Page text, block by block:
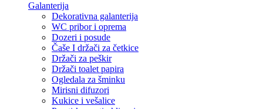
Galanterija
Dekorativna galanterija
WC pribor i oprema
Dozeri i posude
Čaše I držači za četkice
Držači za peškir
Držači toalet papira
Ogledala za šminku
Mirisni difuzori
Kukice i vešalice